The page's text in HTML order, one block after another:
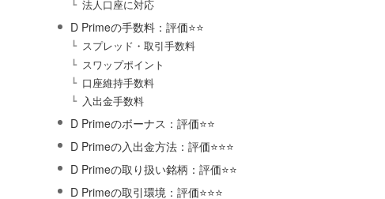
法人口座に対応
D Primeの手数料：評価⭐️⭐️
スプレッド・取引手数料
スワップポイント
口座維持手数料
入出金手数料
D Primeのボーナス：評価⭐️⭐️
D Primeの入出金方法：評価⭐️⭐️⭐️
D Primeの取り扱い銘柄：評価⭐️⭐️
D Primeの取引環境：評価⭐️⭐️⭐️